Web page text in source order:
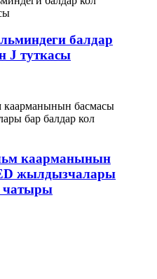
балдар
J туткасы
каарманынын
жылдызчалары
чатыры